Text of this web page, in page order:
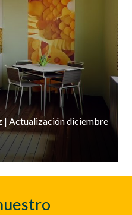
| Actualización diciembre